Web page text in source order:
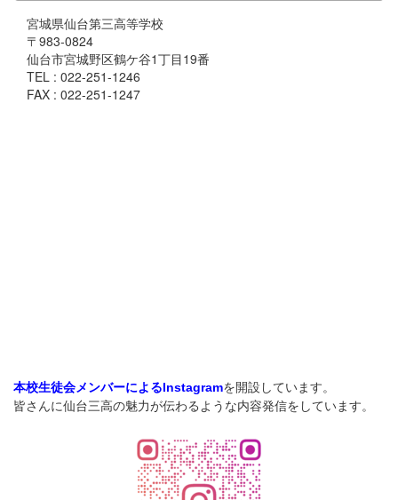
宮城県仙台第三高等学校
〒983-0824
仙台市宮城野区鶴ケ谷1丁目19番
TEL : 022-251-1246
FAX : 022-251-1247
本校生徒会メンバーによるInstagramを開設しています。
皆さんに仙台三高の魅力が伝わるような内容発信をしています。